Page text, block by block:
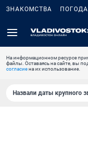
ЗНАКОМСТВА ПОГОДА
На информационном ресурсе
файлы. Оставаясь на сайте, вы
согласиена их использование.
Назвали даты крупного